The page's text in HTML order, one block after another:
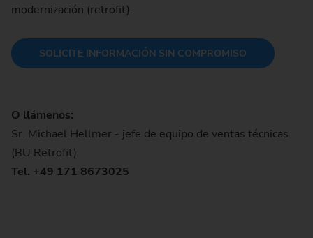
modernización (retrofit).
SOLICITE INFORMACIÓN SIN COMPROMISO
O llámenos:
Sr. Michael Hellmer - jefe de equipo de ventas técnicas
(BU Retrofit)
Tel. +49 171 8673025